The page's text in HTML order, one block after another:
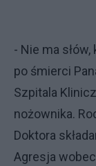
- Nie ma
po śmierci
Szpitala
nożownika.
Doktora
Agresja